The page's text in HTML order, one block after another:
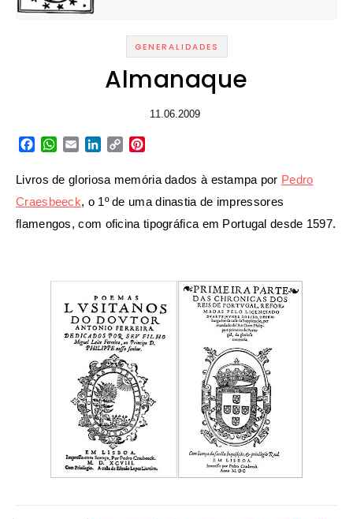
GENERALIDADES
Almanaque
11.06.2009
Facebook
WhatsApp
EmailLinkedIn
Copy
Livros de gloriosa memória dados à estampa por Pedro
Craesbeeck, o 1º de uma dinastia de impressores
flamengos, com oficina tipográfica em Portugal desde 1597.